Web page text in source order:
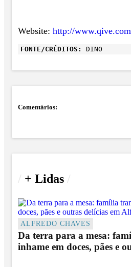
Website: http://
FONTE/CRÉDITOS: DINO
Comentários:
+ Lidas
ALFREDO CHAVES
Da terra para a mesa:
inhame em doces, pães e